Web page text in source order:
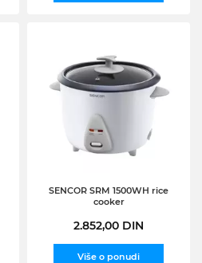
SENCOR SRM 1500WH rice
cooker
2.852,00 DIN
Više o ponudi